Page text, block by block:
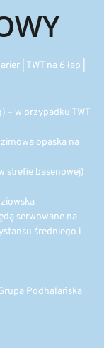
| TWT na 6 łap |
– w przypadku TWT
opaska na
strefie basenowej)
serwowane na
średniego i
Podhalańska